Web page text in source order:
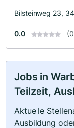
Bilsteinweg 23,
0.0
Jobs in
Teilzeit,
Aktuelle
Ausbildung